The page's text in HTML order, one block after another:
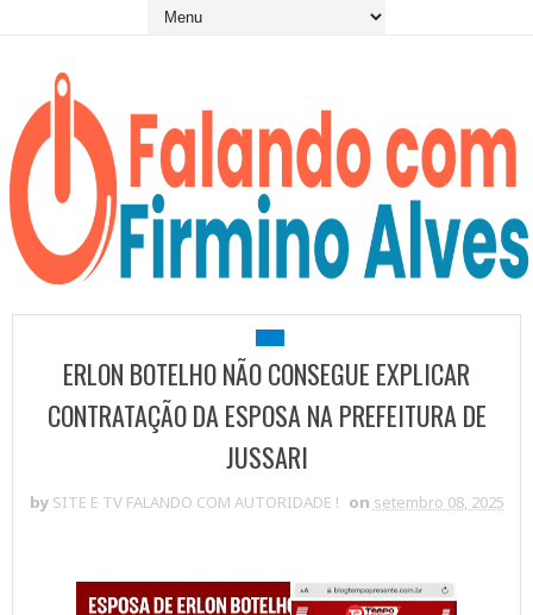
ERLON BOTELHO NÃO CONSEGUE EXPLICAR
CONTRATAÇÃO DA ESPOSA NA PREFEITURA DE
JUSSARI
by SITE E TV FALANDO COM AUTORIDADE ! on setembro 08, 2025